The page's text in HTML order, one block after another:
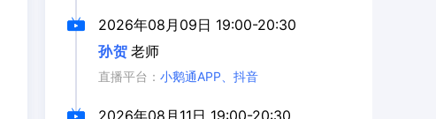
2026年08月09日 19:00-20:30
孙贺 老师
直播平台： 小鹅通APP、抖音
2026年08月11日 19:00-20:30